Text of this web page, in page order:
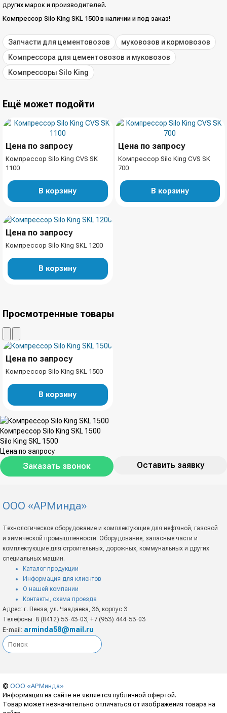
других марок и производителей.
Компрессор Silo King SKL 1500 в наличии и под заказ!
Запчасти для цементовозов
муковозов и кормовозов
Компрессора для цементовозов и муковозов
Компрессоры Silo King
Ещё может подойти
Цена по запросу
Компрессор Silo King CVS SK
1100
В корзину
Цена по запросу
Компрессор Silo King CVS SK
700
В корзину
Цена по запросу
Компрессор Silo King SKL 1200
В корзину
Просмотренные товары
Цена по запросу
Компрессор Silo King SKL 1500
В корзину
Компрессор Silo King SKL 1500
Silo King SKL 1500
Цена по запросу
Заказать звонок Оставить заявку
ООО «АРМинда»
Технологическое оборудование и комплектующие для нефтяной, газовой
и химической промышленности. Оборудование, запасные части и
комплектующие для строительных, дорожных, коммунальных и других
специальных машин.
Каталог продукции
Информация для клиентов
О нашей компании
Контакты, схема проезда
Адрес: г. Пенза, ул. Чаадаева, 36, корпус 3
Телефоны: 8 (8412) 53-43-03, +7 (953) 444-53-03
E-mail: arminda58@mail.ru
© ООО «АРМинда»
Информация на сайте не является публичной офертой.
Товар может незначительно отличаться от изображения товара на